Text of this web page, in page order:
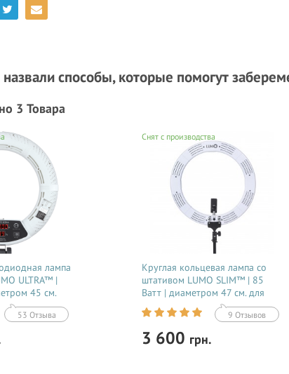
способы, которые помогут
3 Товара
лампа
ULTRA™ |
45 см.
фото,
недорого
53 Отзыва
Снят с производства
Круглая кольцевая лампа со
штативом LUMO SLIM™ | 85
Ватт | диаметром 47 см. для
съемки видео тик ток,
блогеров, визажиста, макияжа
купить недорого в Украине
(Киеве) 356785
9 Отзывов
3 600 грн.